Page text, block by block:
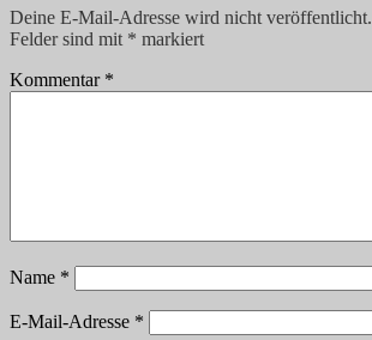
Deine E-Mail-Adresse wird nicht veröffentlicht.
Felder sind mit * markiert
Kommentar *
Name *
E-Mail-Adresse *